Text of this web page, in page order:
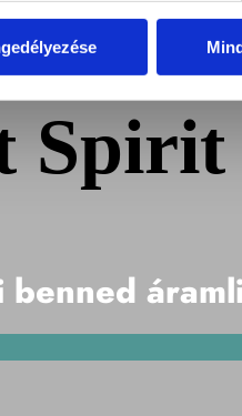
Spirit
benned